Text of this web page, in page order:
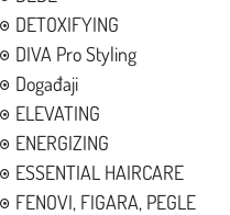
DETOXIFYING
DIVA Pro Styling
Događaji
ELEVATING
ENERGIZING
ESSENTIAL HAIRCARE
FENOVI, FIGARA, PEGLE